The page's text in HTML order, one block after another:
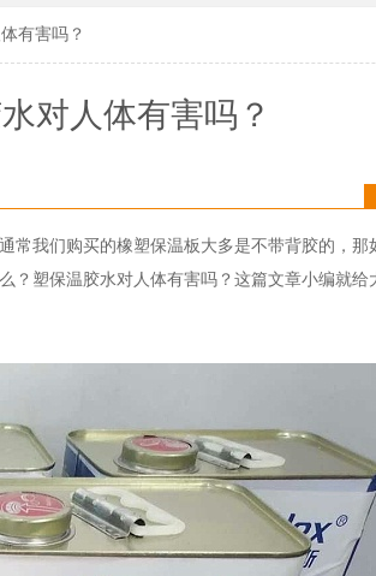
有害吗？
对人体有害吗？
常我们购买的橡塑保温板大多是不带背胶的，那
？塑保温胶水对人体有害吗？这篇文章小编就给